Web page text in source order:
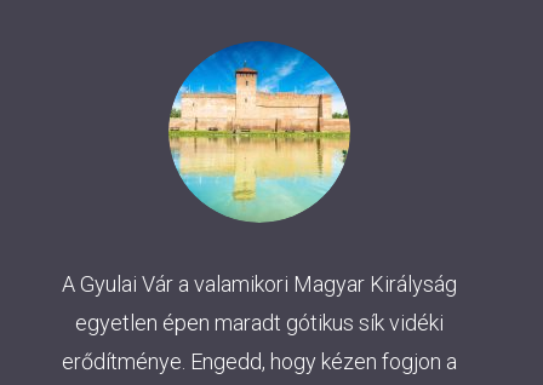
A Gyulai Vár a valamikori Magyar Királyság
egyetlen épen maradt gótikus sík vidéki
erődítménye. Engedd, hogy kézen fogjon a